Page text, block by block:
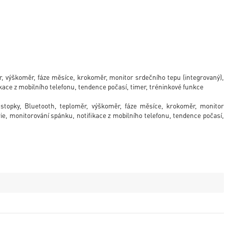
fáze měsíce, krokoměr, monitor srdečního tepu (integrovaný),
z mobilního telefonu, tendence počasí, timer, tréninkové funkce
Bluetooth, teploměr, výškoměr, fáze měsíce, krokoměr, monitor
monitorování spánku, notifikace z mobilního telefonu, tendence počasí,